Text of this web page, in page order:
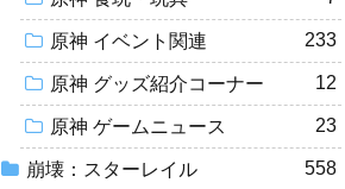
原神 イベント関連 233
原神 グッズ紹介コーナー 12
原神 ゲームニュース 23
崩壊：スターレイル 558